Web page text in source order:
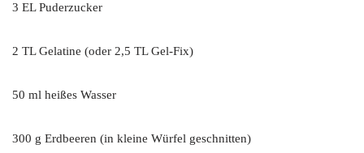
3 EL Puderzucker
2 TL Gelatine (oder 2,5 TL Gel-Fix)
50 ml heißes Wasser
300 g Erdbeeren (in kleine Würfel geschnitten)